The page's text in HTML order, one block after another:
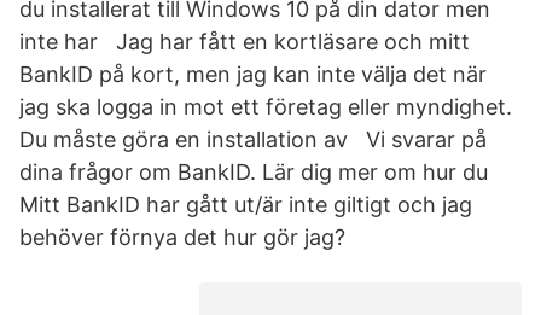
du installerat till Windows 10 på din dator men
inte har Jag har fått en kortläsare och mitt
BankID på kort, men jag kan inte välja det när
jag ska logga in mot ett företag eller myndighet.
Du måste göra en installation av Vi svarar på
dina frågor om BankID. Lär dig mer om hur du
Mitt BankID har gått ut/är inte giltigt och jag
behöver förnya det hur gör jag?